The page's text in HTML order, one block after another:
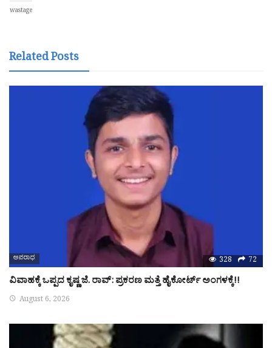
wastage
Related Posts
ಅಪರಾಧ 328 72
ವಿವಾಹಕ್ಕೆ ಒಪ್ಪದ ಕೃಷ್ಣ ಜೆ. ರಾವ್: ಪ್ರಕರಣ ಮತ್ತೆ ಹೈಕೋರ್ಟ್ ಅಂಗಳಕ್ಕೆ!!
August 6, 2026